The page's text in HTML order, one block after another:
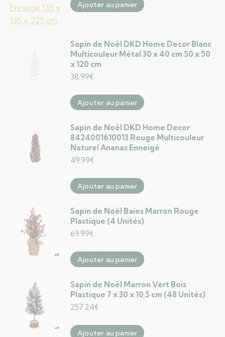
Ajouter au panier
Sapin de Noël DKD Home Decor Blanc
Multicouleur Métal 30 x 40 cm 50 x 50
x 120 cm
38.99€
Ajouter au panier
Sapin de Noël DKD Home Decor
8424001610013 Rouge Multicouleur
Naturel Ananas Enneigé
49.99€
Ajouter au panier
Sapin de Noël Baies Marron Rouge
Plastique (4 Unités)
69.99€
Ajouter au panier
Sapin de Noël Marron Vert Bois
Plastique 7 x 30 x 10,5 cm (48 Unités)
257.24€
Ajouter au panier